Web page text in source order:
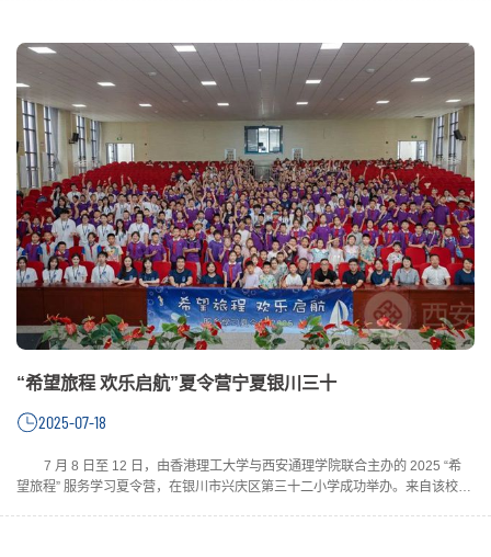
“希望旅程 欢乐启航”夏令营宁夏银川三十
2025-07-18
7 月 8 日至 12 日，由香港理工大学与西安通理学院联合主办的 2025 “希
望旅程” 服务学习夏令营，在银川市兴庆区第三十二小学成功举办。来自该校